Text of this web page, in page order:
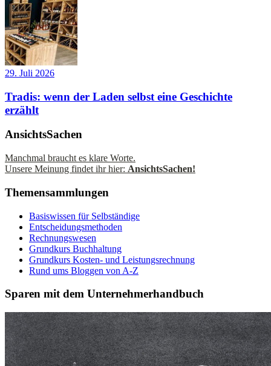
29. Juli 2026
Tradis: wenn der Laden selbst eine Geschichte
erzählt
AnsichtsSachen
Manchmal braucht es klare Worte.
Unsere Meinung findet ihr hier: AnsichtsSachen!
Themensammlungen
Basiswissen für Selbständige
Entscheidungsmethoden
Rechnungswesen
Grundkurs Buchhaltung
Grundkurs Kosten- und Leistungsrechnung
Rund ums Bloggen von A-Z
Sparen mit dem Unternehmerhandbuch